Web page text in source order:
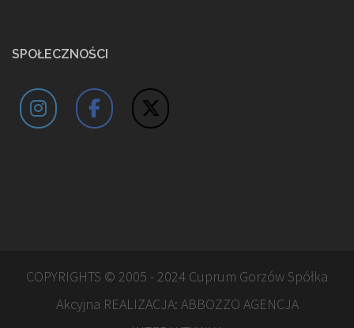
SPOŁECZNOŚCI
COPYRIGHTS © 2005 - 2024 Cuprum Gorzów Spółka
Akcyjna REALIZACJA: ABBOZZO AGENCJA